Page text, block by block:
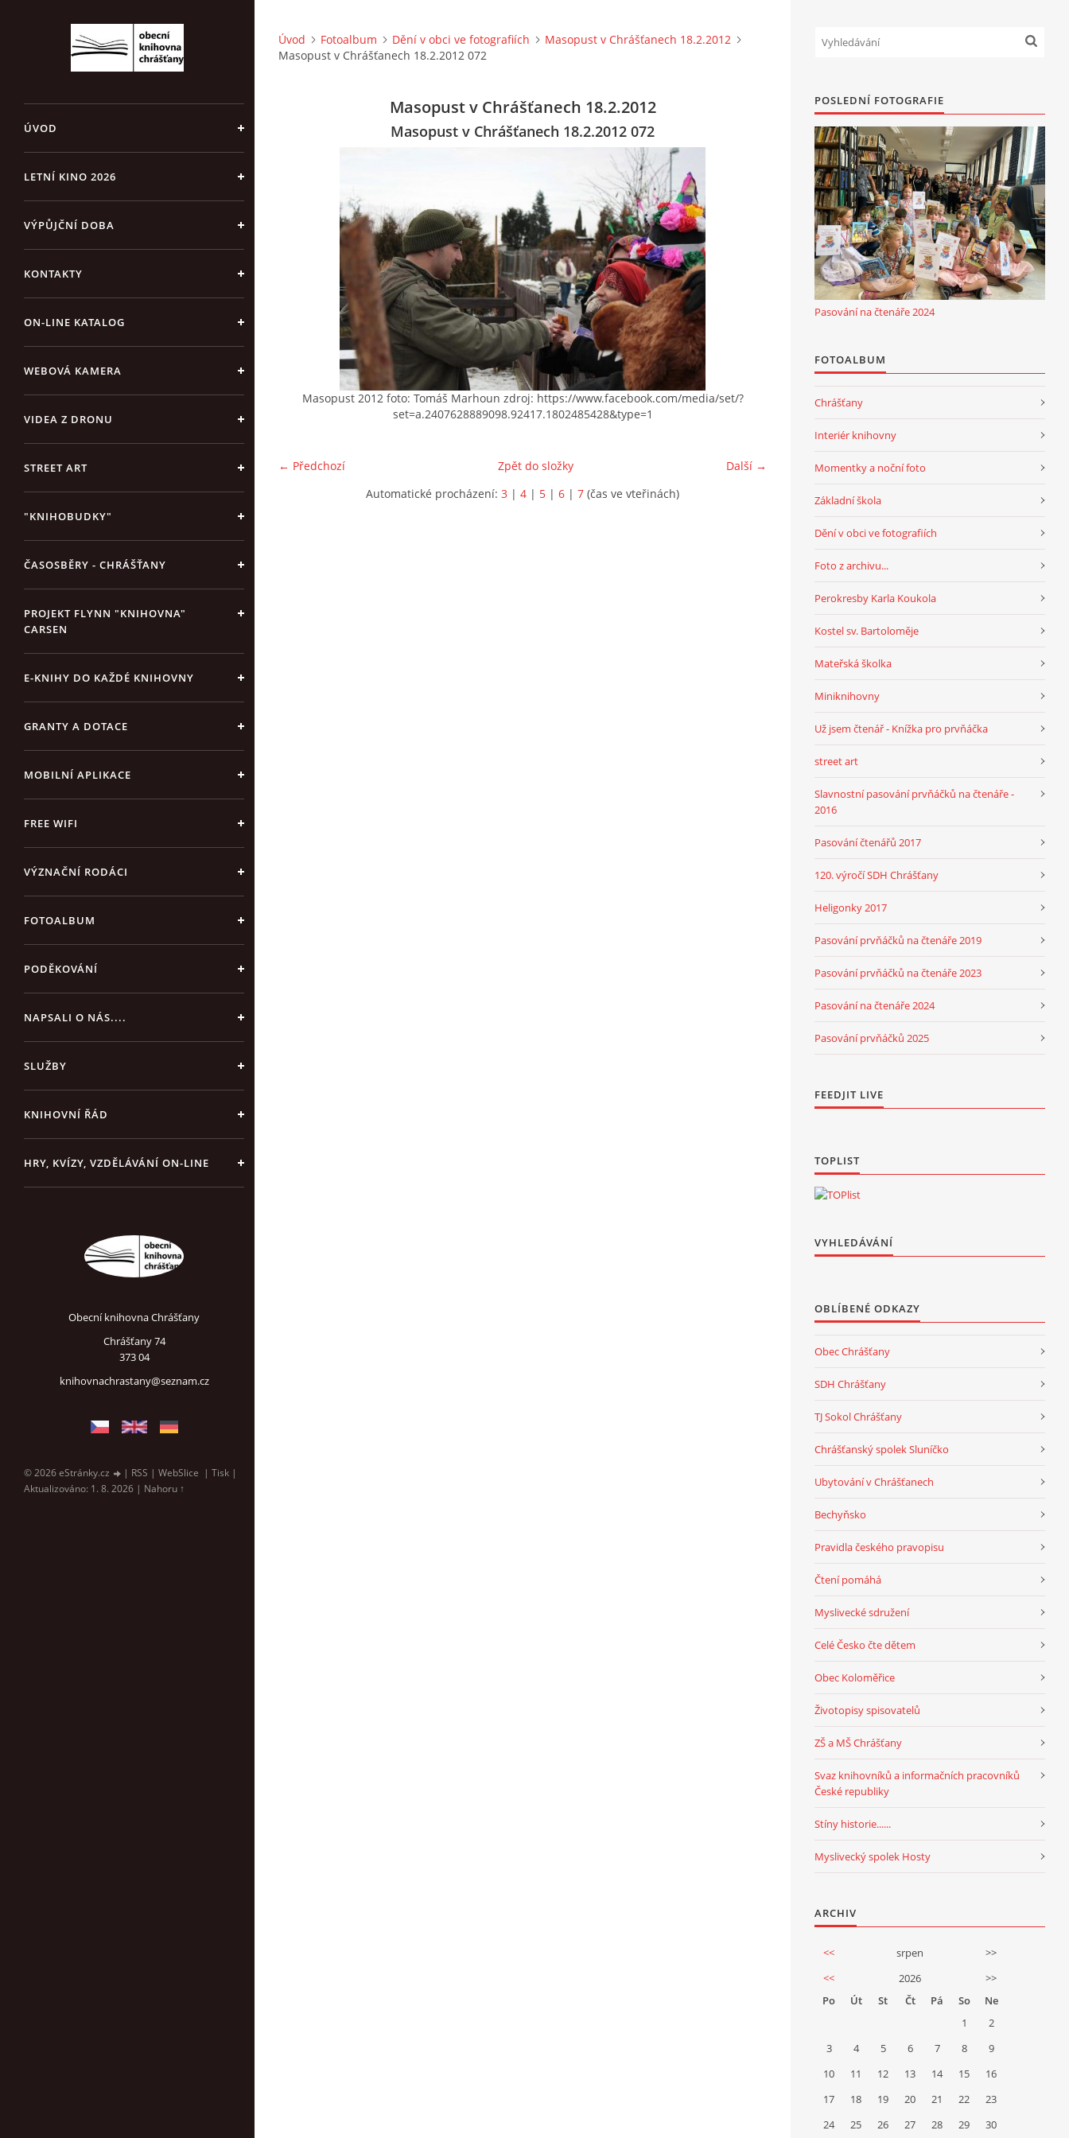
ÚVOD
LETNÍ KINO 2026
VÝPŮJČNÍ DOBA
KONTAKTY
ON-LINE KATALOG
WEBOVÁ KAMERA
VIDEA Z DRONU
STREET ART
"KNIHOBUDKY"
ČASOSBĚRY - CHRÁŠŤANY
PROJEKT FLYNN "KNIHOVNA"
CARSEN
E-KNIHY DO KAŽDÉ KNIHOVNY
GRANTY A DOTACE
MOBILNÍ APLIKACE
FREE WIFI
VÝZNAČNÍ RODÁCI
FOTOALBUM
PODĚKOVÁNÍ
NAPSALI O NÁS....
SLUŽBY
KNIHOVNÍ ŘÁD
HRY, KVÍZY, VZDĚLÁVÁNÍ ON-LINE
Obecní knihovna Chrášťany
Chrášťany 74
373 04
knihovnachrastany@seznam.cz
© 2026 eStránky.cz | RSS | WebSlice | Tisk |
Aktualizováno: 1. 8. 2026 | Nahoru ↑
Úvod Fotoalbum Dění v obci ve fotografiích
Masopust v Chrášťanech 18.2.2012
Masopust v Chrášťanech 18.2.2012 072
Masopust v Chrášťanech 18.2.2012
Masopust v Chrášťanech 18.2.2012 072
Masopust 2012 foto: Tomáš Marhoun zdroj: https://www.facebook.com/media/set/?
set=a.2407628889098.92417.1802485428&type=1
← Předchozí Další →
Zpět do složky
Automatické procházení: 3 | 4 | 5 | 6 | 7 (čas ve vteřinách)
POSLEDNÍ FOTOGRAFIE
Pasování na čtenáře 2024
FOTOALBUM
Chrášťany
Interiér knihovny
Momentky a noční foto
Základní škola
Dění v obci ve fotografiích
Foto z archivu...
Perokresby Karla Koukola
Kostel sv. Bartoloměje
Mateřská školka
Miniknihovny
Už jsem čtenář - Knížka pro prvňáčka
street art
Slavnostní pasování prvňáčků na čtenáře -
2016
Pasování čtenářů 2017
120. výročí SDH Chrášťany
Heligonky 2017
Pasování prvňáčků na čtenáře 2019
Pasování prvňáčků na čtenáře 2023
Pasování na čtenáře 2024
Pasování prvňáčků 2025
FEEDJIT LIVE
TOPLIST
VYHLEDÁVÁNÍ
OBLÍBENÉ ODKAZY
Obec Chrášťany
SDH Chrášťany
TJ Sokol Chrášťany
Chrášťanský spolek Sluníčko
Ubytování v Chrášťanech
Bechyňsko
Pravidla českého pravopisu
Čtení pomáhá
Myslivecké sdružení
Celé Česko čte dětem
Obec Koloměřice
Životopisy spisovatelů
ZŠ a MŠ Chrášťany
Svaz knihovníků a informačních pracovníků
České republiky
Stíny historie......
Myslivecký spolek Hosty
ARCHIV
<< srpen
>>
<<
2026
>>
Po
Út St Čt Pá So
Ne
1
2
3
4 5 6 7 8
9
10
11 12 13 14 15
16
17
18 19 20 21 22
23
24
25 26 27 28 29 30